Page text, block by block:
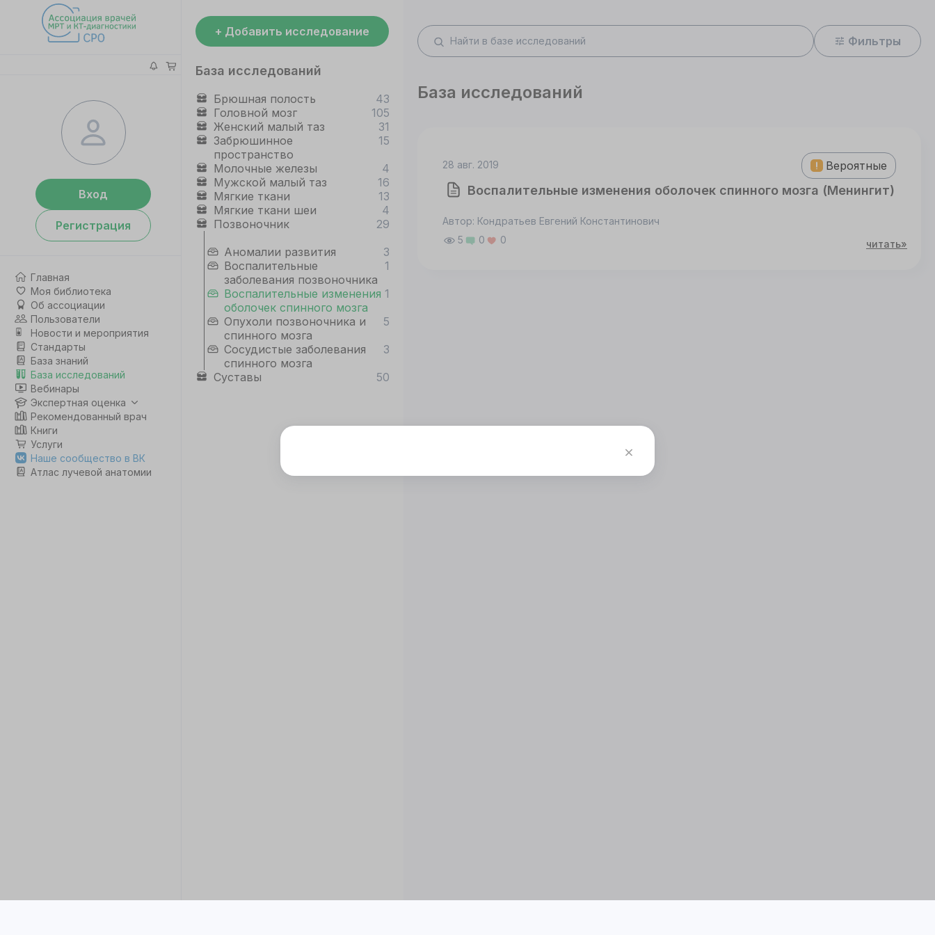
Вход
Регистрация
Главная
Моя библиотека
Об ассоциации
Пользователи
Новости и мероприятия
Стандарты
База знаний
База исследований
Вебинары
Экспертная оценка
Рекомендованный врач
Книги
Услуги
Наше сообщество в ВК
Атлас лучевой анатомии
+ Добавить исследование
База исследований
Брюшная полость
43
Головной мозг
105
Женский малый таз
31
Забрюшинное
пространство
15
Молочные железы
4
Мужской малый таз
16
Мягкие ткани
13
Мягкие ткани шеи
4
Позвоночник
29
Аномалии развития
3
Воспалительные
заболевания позвоночника
1
Воспалительные изменения
оболочек спинного мозга
1
Опухоли позвоночника и
спинного мозга
5
Сосудистые заболевания
спинного мозга
3
Суставы
50
Фильтры
База исследований
Вероятные
28 авг. 2019
Воспалительные изменения оболочек спинного мозга (Менингит)
Автор: Кондратьев Евгений Константинович
5
0 0 читать»
Для корректной работы